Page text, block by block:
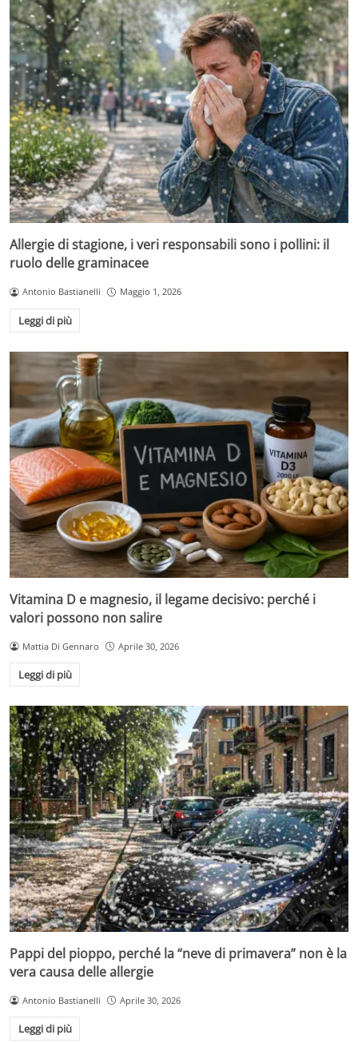
Allergie di stagione, i veri responsabili sono i pollini: il
ruolo delle graminacee
Antonio Bastianelli Maggio 1, 2026
Leggi di più
Vitamina D e magnesio, il legame decisivo: perché i
valori possono non salire
Mattia Di Gennaro Aprile 30, 2026
Leggi di più
Pappi del pioppo, perché la “neve di primavera” non è la
vera causa delle allergie
Antonio Bastianelli Aprile 30, 2026
Leggi di più